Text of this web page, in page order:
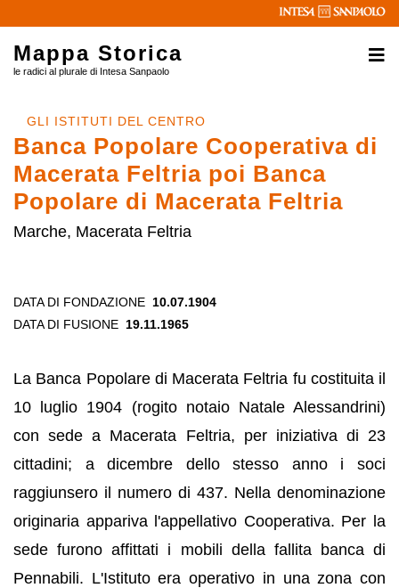
Mappa Storica
le radici al plurale di Intesa Sanpaolo
GLI ISTITUTI DEL CENTRO
Banca Popolare Cooperativa di
Macerata Feltria poi Banca
Popolare di Macerata Feltria
Marche, Macerata Feltria
DATA DI FONDAZIONE 10.07.1904
DATA DI FUSIONE 19.11.1965
La Banca Popolare di Macerata Feltria fu costituita il
10 luglio 1904 (rogito notaio Natale Alessandrini)
con sede a Macerata Feltria, per iniziativa di 23
cittadini; a dicembre dello stesso anno i soci
raggiunsero il numero di 437. Nella denominazione
originaria appariva l'appellativo Cooperativa. Per la
sede furono affittati i mobili della fallita banca di
Pennabili. L'Istituto era operativo in una zona con